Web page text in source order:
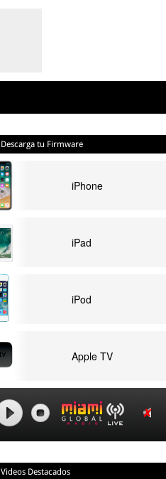
Descarga tu Firmware
iPhone
iPad
iPod
Apple TV
Videos Destacados